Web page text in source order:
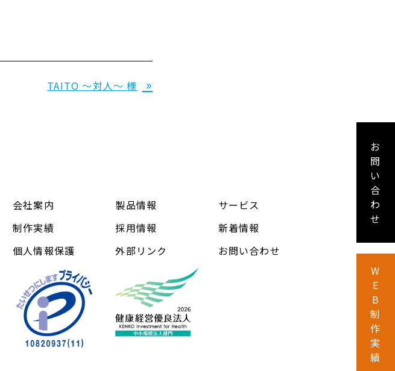
TAITO ～対人～ 様 »
会社案内 製品情報
サービス
制作実績
採用情報
新着情報
個人情報保護
外部リンク お問い合わせ
お
問
い
合
わ
せ
W
E
B
制
作
実
績